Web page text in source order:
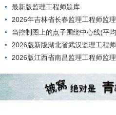
最新版监理工程师题库
2026年吉林省长春监理工程师监理基本理
当控制图上的点子围绕中心线(平均值线)
2026版新版湖北省武汉监理工程
2026版江西省南昌监理工程师监